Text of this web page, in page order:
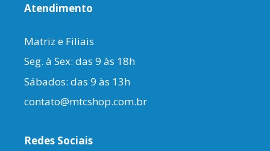
Atendimento
Matriz e Filiais
Seg. à Sex: das 9 às 18h
Sábados: das 9 às 13h
contato@mtcshop.com.br
Redes Sociais